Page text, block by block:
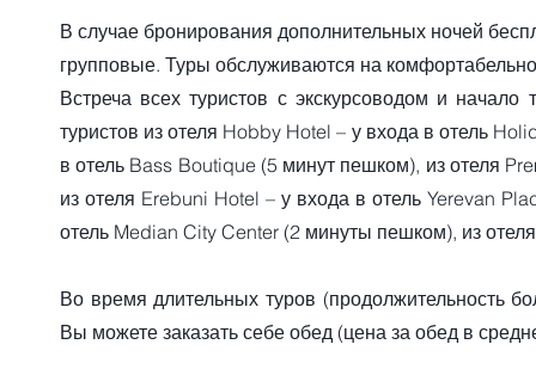
В случае бронирования дополнительных ночей
групповые. Туры обслуживаются на
Встреча всех туристов с экскурсоводом и
туристов из отеля Hobby Hotel – у входа в отель
в отель Bass Boutique (5 минут пешком), из отеля
из отеля Erebuni Hotel – у входа в отель Yerevan
отель Median City Center (2 минуты пешком), из
Во время длительных туров (продолжительность
Вы можете заказать себе обед (цена за обед в